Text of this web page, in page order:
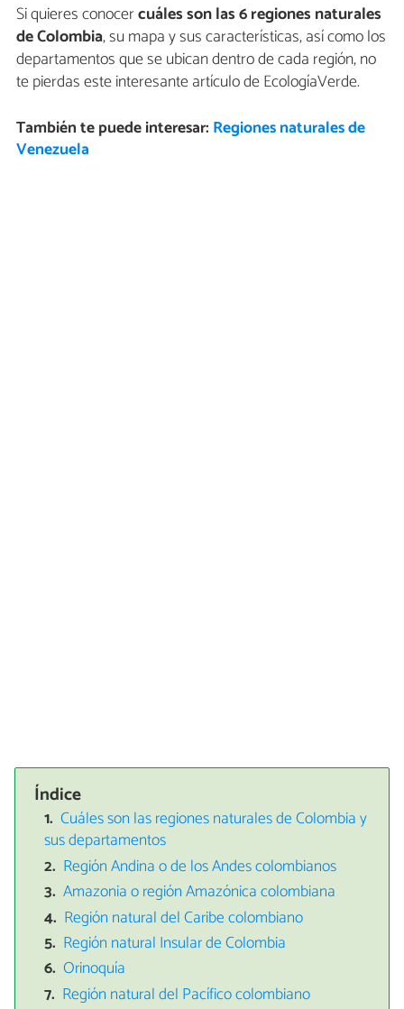
Si quieres conocercuáles son las 6 regiones naturales
de Colombia, su mapa y sus características, así como los
departamentos que se ubican dentro de cada región, no
te pierdas este interesante artículo de EcologíaVerde.
También te puede interesar: Regiones naturales de
Venezuela
Índice
Cuáles son las regiones naturales de Colombia y
sus departamentos
Región Andina o de los Andes colombianos
Amazonia o región Amazónica colombiana
Región natural del Caribe colombiano
Región natural Insular de Colombia
Orinoquía
Región natural del Pacífico colombiano